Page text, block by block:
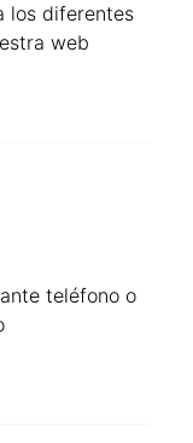
los diferentes
web
teléfono o